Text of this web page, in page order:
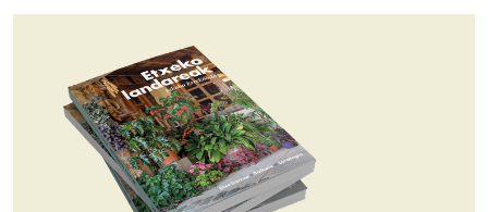
LURRAREN AGENDA
AZOKA